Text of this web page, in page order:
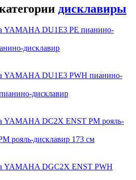
дисклавиры
дисклавир
дисклавир
рояль-дисклавир 173 см